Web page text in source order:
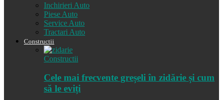
Inchirieri Auto
Piese Auto
Service Auto
Tractari Auto
Constructii
Constructii
Cele mai frecvente greșeli în zidărie și cum
să le eviți